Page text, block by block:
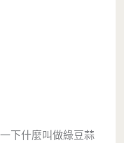
下什麼叫做綠豆蒜